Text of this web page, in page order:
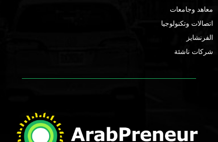
معاهد وجامعات
اتصالات وتكنولوجيا
الفرنشايز
شركات ناشئة